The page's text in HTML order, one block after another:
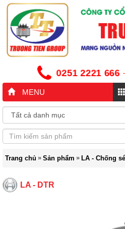
0251 2221 666 -
MENU
Trang chủ » Sản phẩm » LA - Chống
LA - DTR